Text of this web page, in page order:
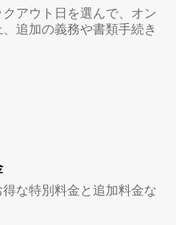
アウト日を選んで、オン
追加の義務や書類手続き
な特別料金と追加料金な